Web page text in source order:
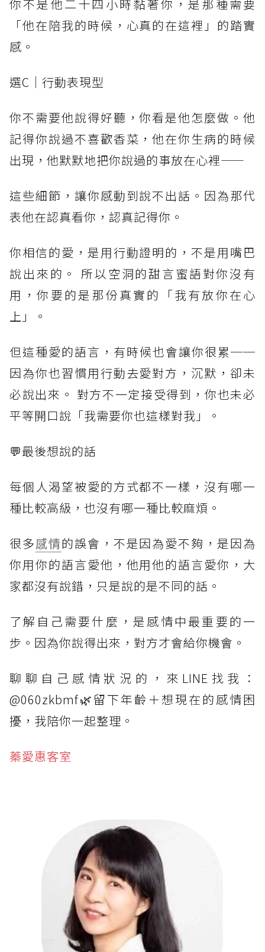
你不是他二十四小時黏著你，是那種需要
「他在陪我的時候，心真的在這裡」的踏實
感。
選C｜行動表現型
你不需要他說得好聽，你看是他怎麼做。他
記得你說過不喜歡香菜，他在你生病的時候
出現，他默默地把你說過的事放在心裡——
這些細節，讓你感動到說不出話。因為那代
表他在認真看你，認真記得你。
你相信的愛，是用行動證明的，不是用嘴巴
說出來的。 所以空洞的甜言蜜語對你沒有
用，你要的是那份真實的「我有放你在心
上」。
但這種愛的語言，有時候也會讓你很累──
因為你也習慣用行動去愛對方，沉默，卻未
必說出來。 對方不一定接受得到，你也未必
平等開口說「我需要你也這樣對我」。
💬最後想說的話
每個人渴望被愛的方式都不一樣，沒有哪一
種比較高級，也沒有哪一種比較麻煩。
很多感情的誤會，不是因為愛不夠，是因為
你用你的語言愛他，他用他的語言愛你，大
家都沒有說錯，只是說的是不同的話。
了解自己需要什麼，是感情中最重要的一
步。因為你說得出來，對方才會給你機會。
聊聊自己感情狀況的，來LINE找我：
@060zkbmf🌿留下年齡＋想現在的感情困
擾，我陪你一起整理。
蓁愛惠客室